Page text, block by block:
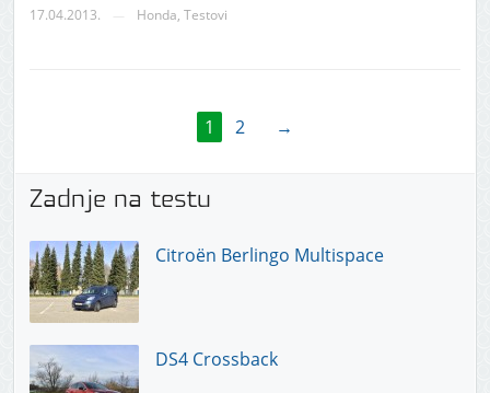
17.04.2013. Honda, Testovi
1 2 →
Zadnje na testu
Citroën Berlingo Multispace
DS4 Crossback